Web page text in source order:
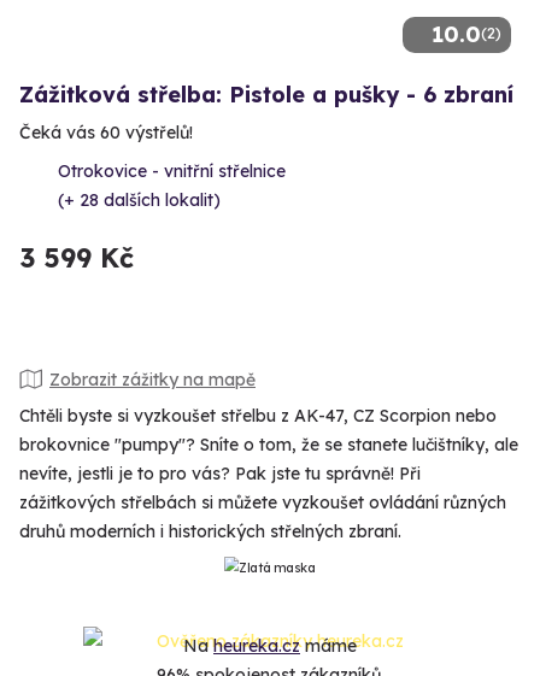
10.0(2)
Zážitková střelba: Pistole a pušky - 6 zbraní
Čeká vás 60 výstřelů!
Otrokovice - vnitřní střelnice
(+ 28 dalších lokalit)
3 599 Kč
Zobrazit zážitky na mapě
Chtěli byste si vyzkoušet střelbu z AK-47, CZ Scorpion nebo
brokovnice "pumpy"? Sníte o tom, že se stanete lučištníky, ale
nevíte, jestli je to pro vás? Pak jste tu správně! Při
zážitkových střelbách si můžete vyzkoušet ovládání různých
druhů moderních i historických střelných zbraní.
Naheureka.czmáme